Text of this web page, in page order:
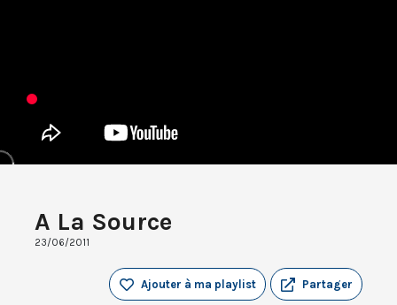
A La Source
23/06/2011
Partager
Ajouter à ma playlist